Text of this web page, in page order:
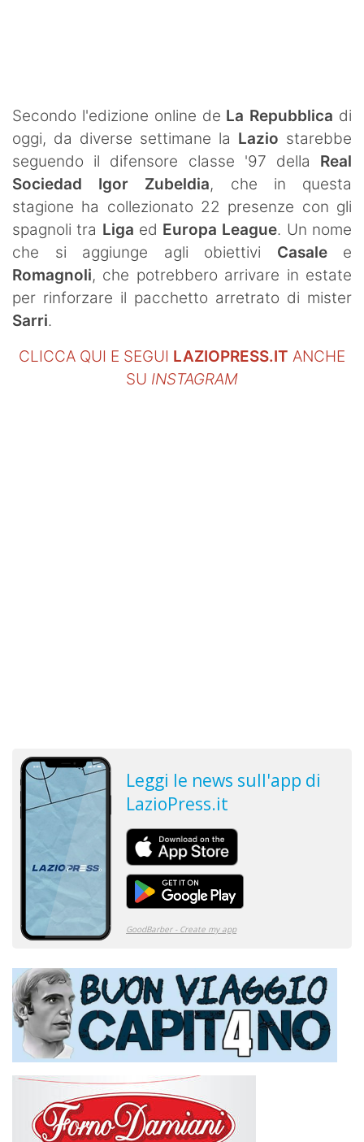
Secondo l'edizione online de La Repubblica di
oggi, da diverse settimane la Lazio starebbe
seguendo il difensore classe '97 della Real
Sociedad
Igor Zubeldia, che in questa
stagione ha collezionato 22 presenze con gli
spagnoli tra Liga ed Europa League. Un nome
che si aggiunge agli obiettivi Casalee
Romagnoli, che potrebbero arrivare in estate
per rinforzare il pacchetto arretrato di mister
Sarri.
CLICCA QUI E SEGUI LAZIOPRESS.IT ANCHE
SU INSTAGRAM